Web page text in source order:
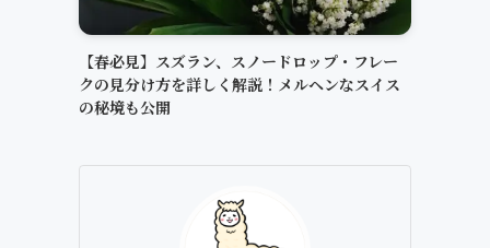
【春必見】スズラン、スノードロップ・フレー
クの見分け方を詳しく解説！メルヘンなスイス
の秘境も公開